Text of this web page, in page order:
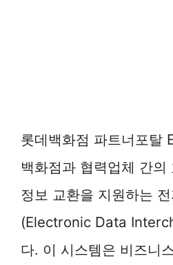
롯데백화점 파트너포탈
백화점과 협력업체 간의
정보 교환을 지원하는
(Electronic Data
다. 이 시스템은 비즈니